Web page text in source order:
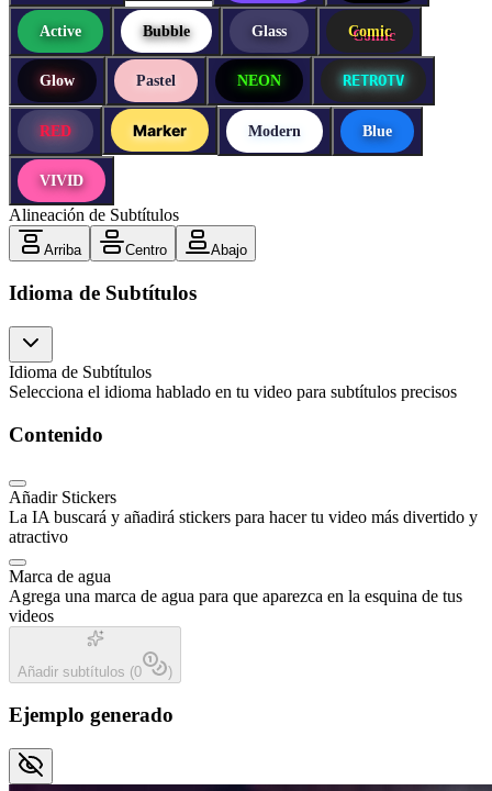
Active Bubble Glass Comic
Glow Pastel NEON RETROTV
RED Marker Modern Blue
VIVID
Alineación de Subtítulos
Arriba Centro Abajo
Idioma de Subtítulos
Idioma de Subtítulos
Selecciona el idioma hablado en tu video para subtítulos precisos
Contenido
Añadir Stickers
La IA buscará y añadirá stickers para hacer tu video más divertido y
atractivo
Marca de agua
Agrega una marca de agua para que aparezca en la esquina de tus
videos
Añadir subtítulos (0 )
Ejemplo generado